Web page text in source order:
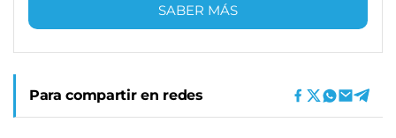
SABER MÁS
Para compartir en redes